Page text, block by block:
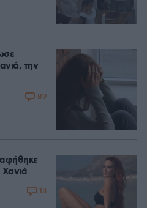
την
89
Χανιά
13